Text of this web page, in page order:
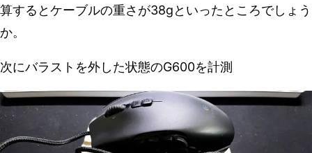
算するとケーブルの重さが38gといったところでしょう
か。
次にバラストを外した状態のG600を計測